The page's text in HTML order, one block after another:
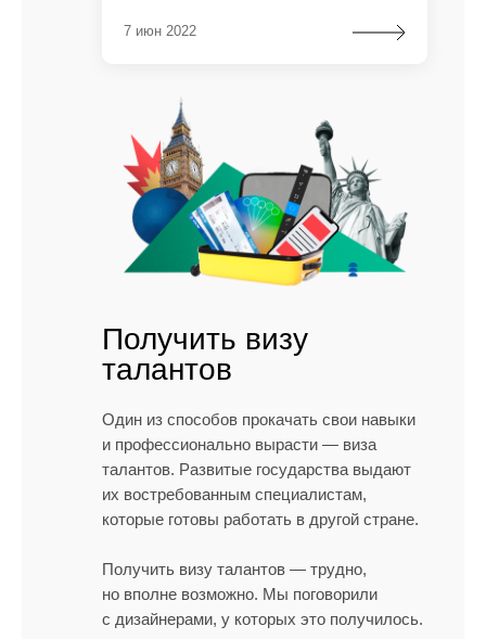
7 июн 2022
Один из способов прокачать свои навыки
и профессионально вырасти — виза
талантов. Развитые государства выдают
их востребованным специалистам,
которые готовы работать в другой стране.
Получить визу талантов — трудно,
но вполне возможно. Мы поговорили
с дизайнерами, у которых это получилось.
Получить визу
талантов